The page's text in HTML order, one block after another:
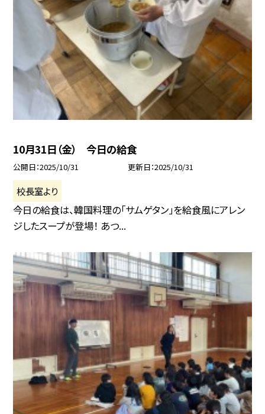
10月31日（金） 今日の給食
公開日 2025/10/31 更新日 2025/10/31
校長室より
今日の給食は、韓国料理の「サムゲタン」を給食風にアレン
ジしたスープが登場！ あつ...